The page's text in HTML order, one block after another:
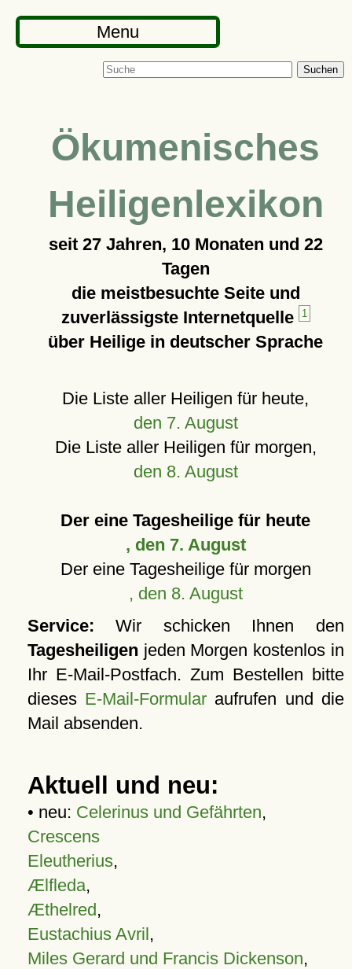
Menu
Suchen
Ökumenisches
Heiligenlexikon
seit 27 Jahren, 10 Monaten und 22
Tagen
die meistbesuchte Seite und
zuverlässigste Internetquelle
1
über Heilige in deutscher Sprache
Die Liste aller Heiligen für heute,
den 7. August
Die Liste aller Heiligen für morgen,
den 8. August
Der eine Tagesheilige für heute
, den 7. August
Der eine Tagesheilige für morgen
, den 8. August
Service: Wir schicken Ihnen den
Tagesheiligen jeden Morgen kostenlos in
Ihr E-Mail-Postfach. Zum Bestellen bitte
dieses E-Mail-Formular aufrufen und die
Mail absenden.
Aktuell und neu:
• neu: Celerinus und Gefährten,
Crescens
Eleutherius,
Ælfleda,
Æthelred,
Eustachius Avril,
Miles Gerard und Francis Dickenson,